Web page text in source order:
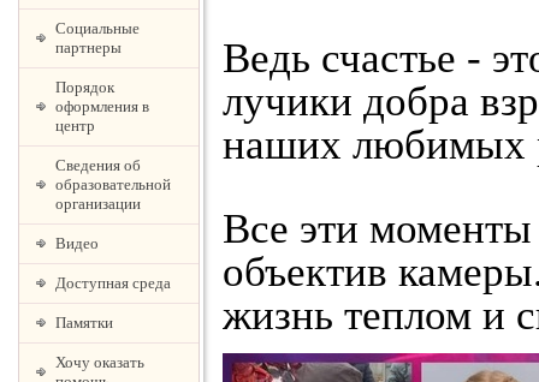
Социальные
партнеры
Порядок
оформления в
центр
Сведения об
образовательной
организации
Видео
Доступная среда
Памятки
Хочу оказать
Ведь счастье -
лучики добра
наших любимых
Все эти
объектив
жизнь теплом и